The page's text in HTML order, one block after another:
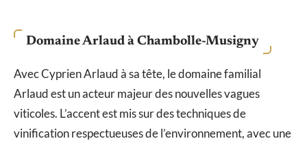
Domaine Arlaud à Chambolle-Musigny
Avec Cyprien Arlaud à sa tête, le domaine familial
Arlaud est un acteur majeur des nouvelles vagues
viticoles. L’accent est mis sur des techniques de
vinification respectueuses de l’environnement, avec une